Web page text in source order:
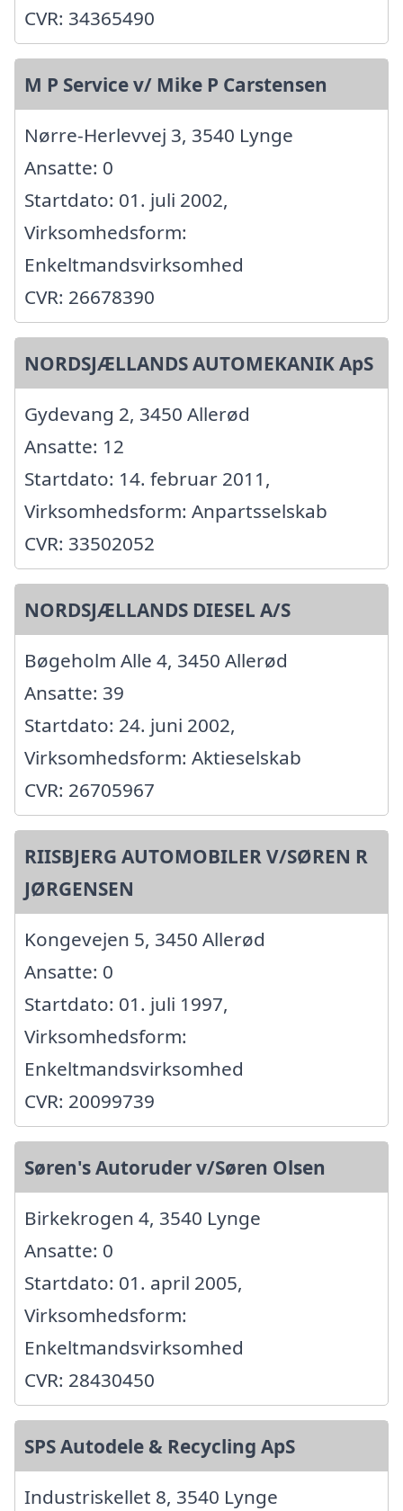
CVR: 34365490
M P Service v/ Mike P Carstensen
Nørre-Herlevvej 3, 3540 Lynge
Ansatte: 0
Startdato: 01. juli 2002,
Virksomhedsform:
Enkeltmandsvirksomhed
CVR: 26678390
NORDSJÆLLANDS AUTOMEKANIK ApS
Gydevang 2, 3450 Allerød
Ansatte: 12
Startdato: 14. februar 2011,
Virksomhedsform: Anpartsselskab
CVR: 33502052
NORDSJÆLLANDS DIESEL A/S
Bøgeholm Alle 4, 3450 Allerød
Ansatte: 39
Startdato: 24. juni 2002,
Virksomhedsform: Aktieselskab
CVR: 26705967
RIISBJERG AUTOMOBILER V/SØREN R
JØRGENSEN
Kongevejen 5, 3450 Allerød
Ansatte: 0
Startdato: 01. juli 1997,
Virksomhedsform:
Enkeltmandsvirksomhed
CVR: 20099739
Søren's Autoruder v/Søren Olsen
Birkekrogen 4, 3540 Lynge
Ansatte: 0
Startdato: 01. april 2005,
Virksomhedsform:
Enkeltmandsvirksomhed
CVR: 28430450
SPS Autodele & Recycling ApS
Industriskellet 8, 3540 Lynge